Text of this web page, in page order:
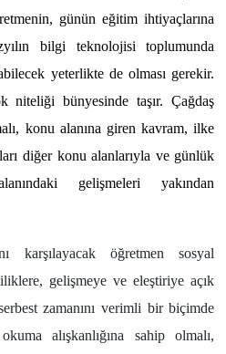
günün eğitim ihtiyaçlarına
bilgi teknolojisi toplumunda
yeterlikte de olması gerekir.
niteliği bünyesinde taşır. Çağdaş
konu alanına giren kavram, ilke
diğer konu alanlarıyla ve günlük
gelişmeleri yakından
karşılayacak öğretmen sosyal
gelişmeye ve eleştiriye açık
zamanını verimli bir biçimde
alışkanlığına sahip olmalı,